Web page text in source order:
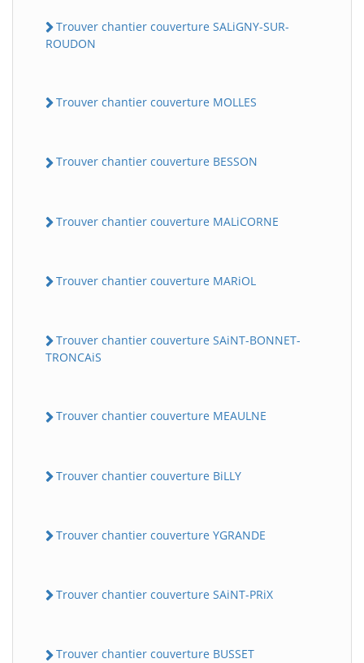
Trouver chantier couverture SALiGNY-SUR-
ROUDON
Trouver chantier couverture MOLLES
Trouver chantier couverture BESSON
Trouver chantier couverture MALiCORNE
Trouver chantier couverture MARiOL
Trouver chantier couverture SAiNT-BONNET-
TRONCAiS
Trouver chantier couverture MEAULNE
Trouver chantier couverture BiLLY
Trouver chantier couverture YGRANDE
Trouver chantier couverture SAiNT-PRiX
Trouver chantier couverture BUSSET